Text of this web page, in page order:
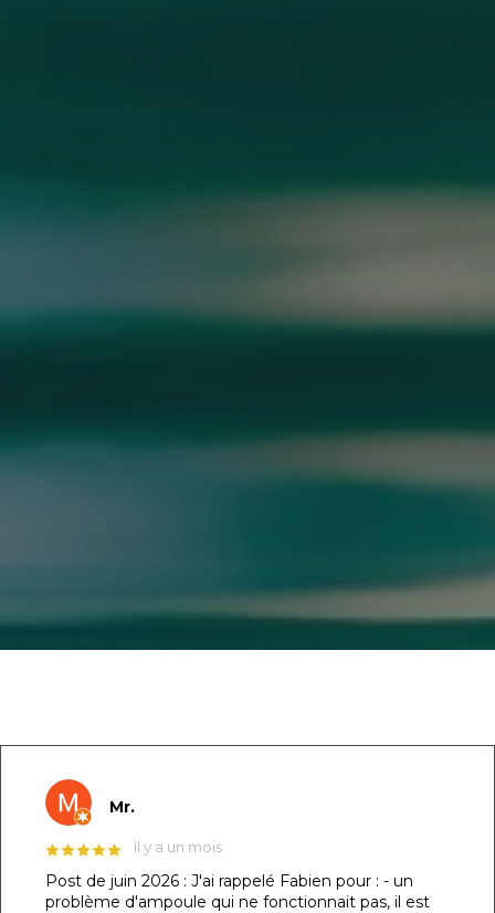
Mr.
il y a un mois
Post de juin 2026 : J'ai rappelé Fabien pour : - un
problème d'ampoule qui ne fonctionnait pas, il est